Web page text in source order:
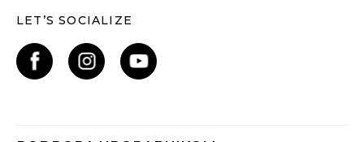
LET’S SOCIALIZE